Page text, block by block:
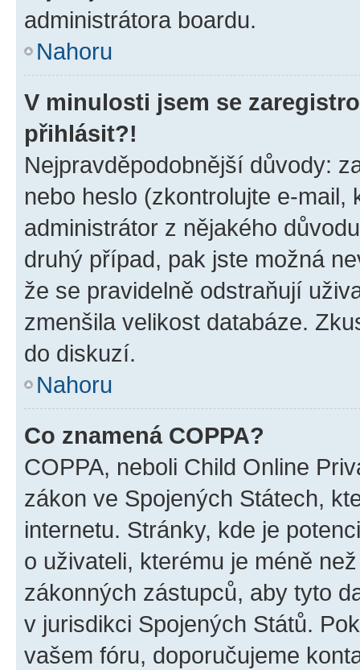
administrátora boardu.
Nahoru
V minulosti jsem se
přihlásit?!
Nejpravděpodobnější důvody:
nebo heslo (zkontrolujte e-
administrátor z nějakého
druhý případ, pak jste možná
že se pravidelně odstraňují
zmenšila velikost databáze.
do diskuzí.
Nahoru
Co znamená COPPA?
COPPA, neboli Child Online
zákon ve Spojených Státech,
internetu. Stránky, kde je
o uživateli, kterému je méně
zákonných zástupců, aby tyto
v jurisdikci Spojených Států.
vašem fóru, doporučujeme